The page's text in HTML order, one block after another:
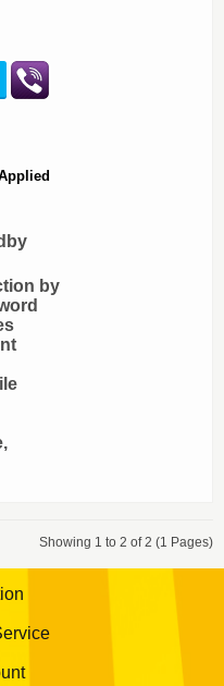
by
Showing 1 to 2 of 2 (1 Pages)